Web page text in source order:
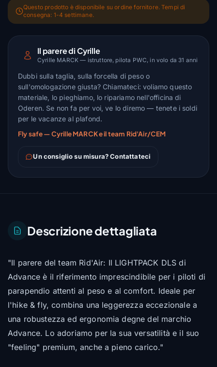
Questo prodotto è disponibile su ordine fornitore. Tempi di
consegna: 1-4 settimane.
Il parere di Cyrille
Cyrille MARCK — istruttore, pilota PWC, in volo da 31 anni
Dubbi sulla taglia, sulla forcella di peso o
sull'omologazione giusta? Chiamateci: voliamo questo
materiale, lo pieghiamo, lo ripariamo nell'officina di
Oderen. Se non fa per voi, ve lo diremo — tenete i soldi
per le vacanze al plafond.
Fly safe — Cyrille MARCK e il team Rid'Air/CEM
Un consiglio su misura? Contattateci
Descrizione dettagliata
"Il parere del team Rid'Air: Il LIGHTPACK DLS di
Advance è il riferimento imprescindibile per i piloti di
parapendio attenti al peso e al comfort. Ideale per
l'hike & fly, combina una leggerezza eccezionale a
una robustezza ed ergonomia degne del marchio
Advance. Lo adoriamo per la sua versatilità e il suo
"feeling" premium, anche a pieno carico."